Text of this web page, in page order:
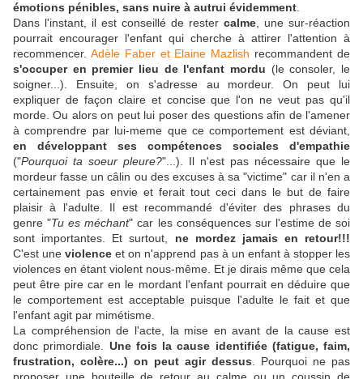
émotions pénibles, sans nuire à autrui évidemment
Dans l'instant, il est conseillé de rester calme , une sur-réaction
pourrait encourager l'enfant qui cherche à attirer l'attention à
recommencer. Adèle Faber et Elaine Mazlish recommandent de
s'occuper en premier lieu de l'enfant mordu (le consoler, le
soigner...). Ensuite, on s'adresse au mordeur. On peut lui
expliquer de façon claire et concise que l'on ne veut pas qu'il
morde. Ou alors on peut lui poser des questions afin de l'amener
à comprendre par lui-meme que ce comportement est déviant,
en développant ses compétences sociales d'empathie
("Pourquoi ta soeur pleure?"...). Il n'est pas nécessaire que le
mordeur fasse un câlin ou des excuses à sa "victime" car il n'en a
certainement pas envie et ferait tout ceci dans le but de faire
plaisir à l'adulte. Il est recommandé d'éviter des phrases du
genre "Tu es méchant" car les conséquences sur l'estime de soi
sont importantes. Et surtout, ne mordez jamais en retour!!!
C'est uneviolenceet on n'apprend pas à un enfant à stopper les
violences en étant violent nous-même. Et je dirais même que cela
peut être pire car en le mordant l'enfant pourrait en déduire que
le comportement est acceptable puisque l'adulte le fait et que
l'enfant agit par mimétisme.
La compréhension de l'acte, la mise en avant de la cause est
donc primordiale. Une fois la cause identifiée (fatigue, faim,
frustration, colère...) on peut agir dessus . Pourquoi ne pas